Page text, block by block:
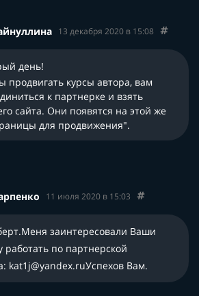
13 декабря 2020 в 15:08
день!
продвигать курсы автора, вам
к партнерке и взять
сайта. Они появятся на этой же
для продвижения".
11 июля 2020 в 15:03
заинтересовали Ваши
по партнерской
kat1j@yandex.ruУспехов Вам.